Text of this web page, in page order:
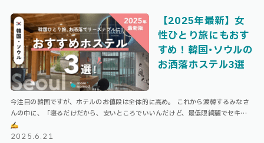
【2025年最新】女
性ひとり旅にもおす
すめ！韓国･ソウルの
お洒落ホステル3選
今注目の韓国ですが、ホテルのお値段は全体的に高め。 これから渡韓するみなさ
んの中に、「寝るだけだから、安いところでいいんだけど、最低限綺麗でセキュ
リティとロケーションは担保したい」と思っている方がいたら、今回の記事がお
役 …
2025.6.21